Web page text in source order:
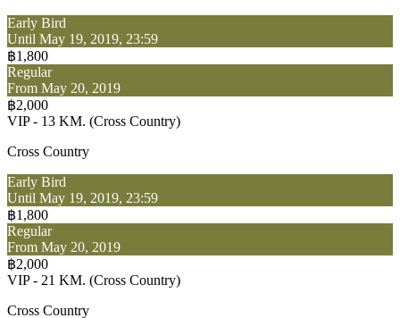
Early Bird
Until May 19, 2019, 23:59
฿1,800
Regular
From May 20, 2019
฿2,000
VIP - 13 KM. (Cross Country)
Cross Country
Early Bird
Until May 19, 2019, 23:59
฿1,800
Regular
From May 20, 2019
฿2,000
VIP - 21 KM. (Cross Country)
Cross Country